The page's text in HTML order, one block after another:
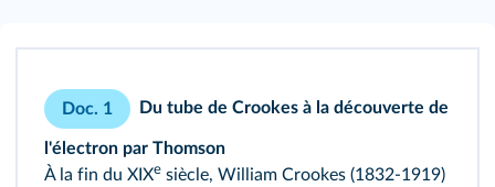
Doc. 1 Du tube de Crookes à la découverte de
l'électron par Thomson
À la fin du XIXe siècle, William Crookes (1832-1919)